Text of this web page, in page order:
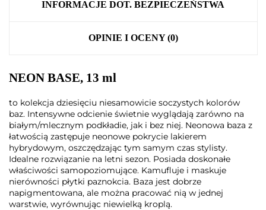
INFORMACJE DOT. BEZPIECZEŃSTWA
OPINIE I OCENY (0)
NEON BASE, 13 ml
to kolekcja dziesięciu niesamowicie soczystych kolorów
baz. Intensywne odcienie świetnie wyglądają zarówno na
białym/mlecznym podkładie, jak i bez niej. Neonowa baza z
łatwością zastępuje neonowe pokrycie lakierem
hybrydowym, oszczędzając tym samym czas stylisty.
Idealne rozwiązanie na letni sezon. Posiada doskonałe
właściwości samopoziomujące. Kamufluje i maskuje
nierówności płytki paznokcia. Baza jest dobrze
napigmentowana, ale można pracować nią w jednej
warstwie, wyrównując niewielką kroplą.